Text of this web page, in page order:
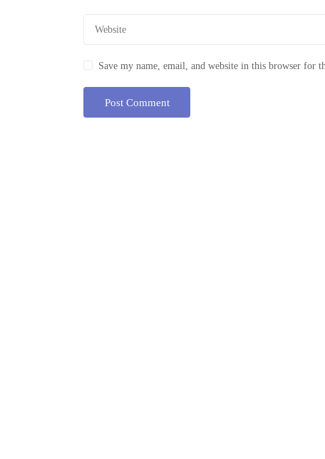
Save my name, email, and website in this browser for